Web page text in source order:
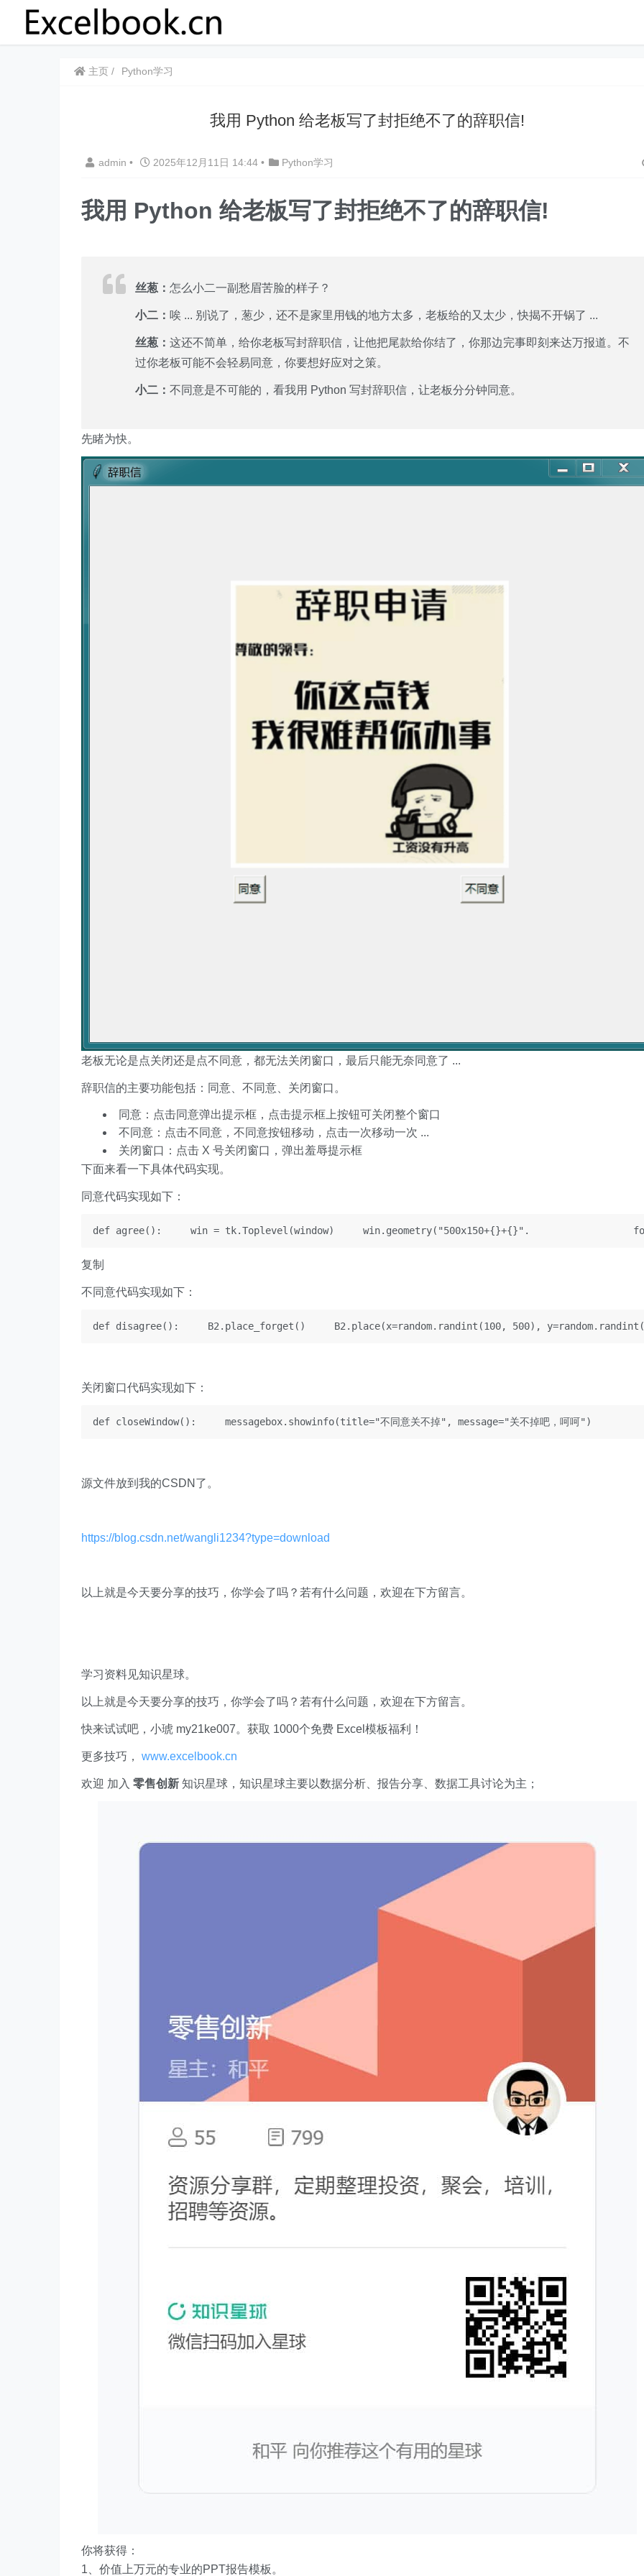
主页 Python学习
我用 Python 给老板写了封拒绝不了的辞职信!
admin • 2025年12月11日 14:44 • Python学习
我用 Python 给老板写了封拒绝不了的辞职信!
丝葱： 怎么小二一副愁眉苦脸的样子？
小二： 唉 ... 别说了，葱少，还不是家里用钱的地方太多，老板给的又太少，快揭不开锅了 ...
丝葱： 这还不简单，给你老板写封辞职信，让他把尾款给你结了，你那边完事即刻来达万报道。不
过你老板可能不会轻易同意，你要想好应对之策。
小二： 不同意是不可能的，看我用 Python 写封辞职信，让老板分分钟同意。
先睹为快。
老板无论是点关闭还是点不同意，都无法关闭窗口，最后只能无奈同意了 ...
辞职信的主要功能包括：同意、不同意、关闭窗口。
同意：点击同意弹出提示框，点击提示框上按钮可关闭整个窗口
不同意：点击不同意，不同意按钮移动，点击一次移动一次 ...
关闭窗口：点击 X 号关闭窗口，弹出羞辱提示框
下面来看一下具体代码实现。
同意代码实现如下：
def agree():     win = tk.Toplevel(window)     win.geometry("500x150+{}+{}".
复制
不同意代码实现如下：
def disagree():     B2.place_forget()     B2.place(x=random.randint(100, 500),
关闭窗口代码实现如下：
def closeWindow():     messagebox.showinfo(title="不同意关不掉", message="关不掉吧，呵呵")
源文件放到我的CSDN了。
https://blog.csdn.net/wangli1234?type=download
以上就是今天要分享的技巧，你学会了吗？若有什么问题，欢迎在下方留言。
学习资料见知识星球。
以上就是今天要分享的技巧，你学会了吗？若有什么问题，欢迎在下方留言。
快来试试吧，小琥 my21ke007。获取 1000个免费 Excel模板福利​​​​！
更多技巧， www.excelbook.cn
欢迎 加入 零售创新 知识星球，知识星球主要以数据分析、报告分享、数据工具讨论为主；
你将获得：
1、价值上万元的专业的PPT报告模板。